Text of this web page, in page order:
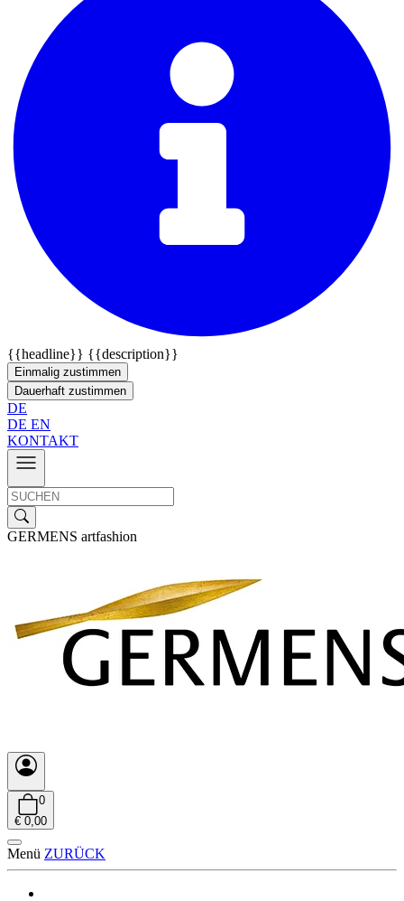
{{headline}} {{description}}
Einmalig zustimmen
Dauerhaft zustimmen
DE
DE EN
KONTAKT
GERMENS artfashion
0
€ 0,00
Menü ZURÜCK